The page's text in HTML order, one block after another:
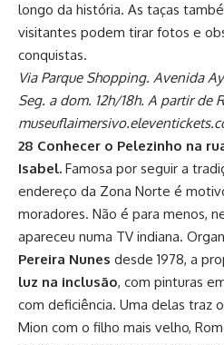
longo da história. As taças
visitantes podem tirar fotos e
conquistas.
Via Parque Shopping. Avenida
Seg. a dom. 12h/18h. A partir de
28 Conhecer o Pelezinho na
Isabel. Famosa por seguir a
endereço da Zona Norte é
moradores. Não é para menos,
apareceu numa TV indiana.
Pereira Nunes desde 1978, a
luz na inclusão, com pinturas
com deficiência. Uma delas traz
Mion com o filho mais velho,